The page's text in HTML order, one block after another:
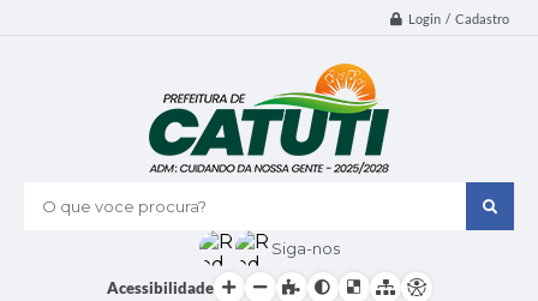
Login / Cadastro
O que voce procura?
Siga-nos
Acessibilidade